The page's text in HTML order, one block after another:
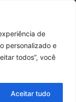
de
personalizado e
todos”, você
Aceitar tudo